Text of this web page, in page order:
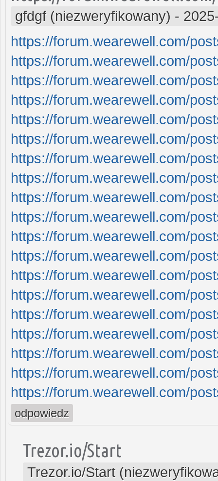
gfdgf (niezweryfikowany) -
https://forum.wearewell.com/
https://forum.wearewell.com/
https://forum.wearewell.com/
https://forum.wearewell.com/
https://forum.wearewell.com/
https://forum.wearewell.com/
https://forum.wearewell.com/
https://forum.wearewell.com/
https://forum.wearewell.com/
https://forum.wearewell.com/
https://forum.wearewell.com/
https://forum.wearewell.com/
https://forum.wearewell.com/
https://forum.wearewell.com/
https://forum.wearewell.com/
https://forum.wearewell.com/
https://forum.wearewell.com/
https://forum.wearewell.com/
https://forum.wearewell.com/
odpowiedz
Trezor.io/Start
Trezor.io/Start